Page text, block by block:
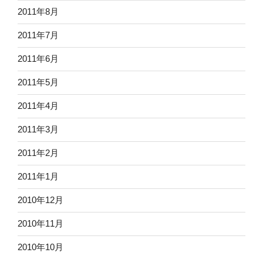
2011年8月
2011年7月
2011年6月
2011年5月
2011年4月
2011年3月
2011年2月
2011年1月
2010年12月
2010年11月
2010年10月